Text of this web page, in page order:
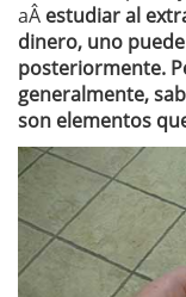
aÂ estudiar al
dinero, uno
posteriormente.
generalmente,
son elementos